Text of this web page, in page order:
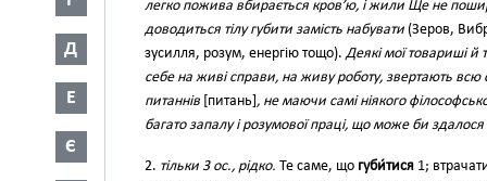
Д
Е
Є
легко пожива вбирається кров’ю, і жили Ще не
доводиться тілу губити замість набувати (Зеров,
зусилля, розум, енергію тощо).Деякі мої товариші й
себе на живі справи, на живу роботу, звертають
питаннів [питань] , не маючи самі ніякого
багато запалу і розумової праці, що може би
2. тільки 3 ос., рідко. Те саме, що губи́тися 1;